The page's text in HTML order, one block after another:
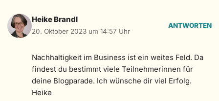
Heike Brandl
20. Oktober 2023 um 14:57 Uhr
ANTWORTEN
Nachhaltigkeit im Business ist ein weites Feld. Da
findest du bestimmt viele Teilnehmerinnen für
deine Blogparade. Ich wünsche dir viel Erfolg.
Heike